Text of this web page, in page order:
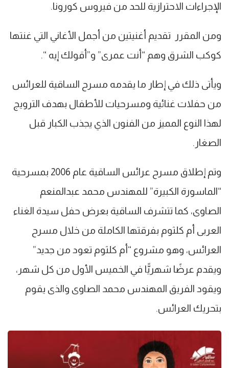
الإجراءات الاحترازية للحد من فيروس كورونا.
ومن المقرر تقديم أغنيتين من أجمل الأغاني التي غنتها
كوكب الشرق وهم “أنت عمرى” و”أقولك إيه “.
ويأتى ذلك في إطار ما يقدمه مسرح الساقية للعرائس
من حفلات غنائية ومسرحيات للأطفال بهدف الترويج
لهذا النوع المميز من الفنون الذي يجذب الكبار قبل
الصغار.
وتم إطلاق مسرح عرائس الساقية عام 2006 بمسرحية
“الماسورة الكبيرة” للمهندس محمد عبدالمنعم
الصاوى، كما تتشرف الساقية بعرض حفل سيدة الغناء
العربى أم كلثوم بفرقتها الكاملة من خلال مسرح
العرائس، وهو مشروع “أم كلثوم تعود من جديد”
ويقدم عرضًا شهريًّا في الخميس الأول من كل شهر،
ويقود الفريق المهندس محمد الصاوى والذى يقوم
بتحريك العرائس.